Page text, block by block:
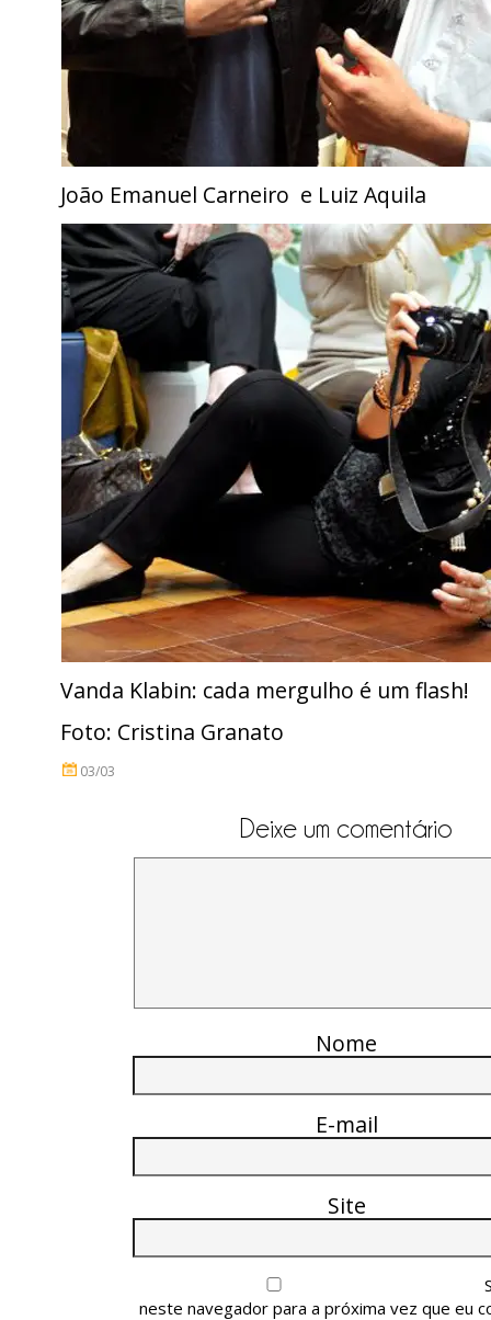
João Emanuel Carneiro e Luiz Aquila
Vanda Klabin: cada mergulho é um flash!
Foto: Cristina Granato
03/03
Deixe um comentário
Nome
E-mail
Site
neste navegador para a próxima vez que eu